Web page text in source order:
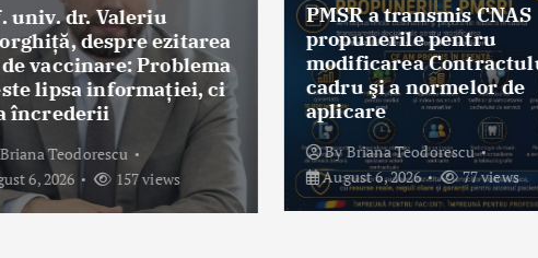
dr. Valeriu
despre ezitarea
vaccinare: Problema
lipsa informației, ci
Teodorescu
2026
157 views
PMSR a transmis CNAS
propunerile pentru
modificarea Contractului-
cadru şi a normelor de
aplicare
ByBriana Teodorescu
August 6, 2026
77 views